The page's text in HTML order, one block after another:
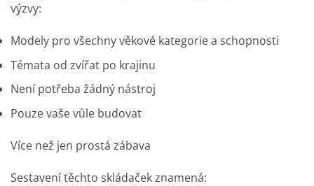
výzvy:
Modely pro všechny věkové kategorie a schopnosti
Témata od zvířat po krajinu
Není potřeba žádný nástroj
Pouze vaše vůle budovat
Více než jen prostá zábava
Sestavení těchto skládaček znamená: